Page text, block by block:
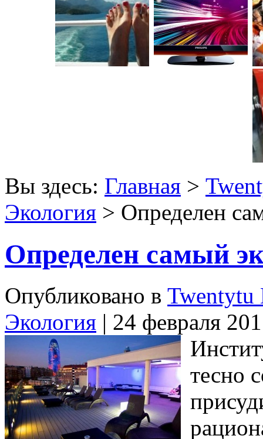
Вы здесь: Главная >
Экология > Определен
Определен самый
Опубликовано в Twentytu
Экология | 24 февраля
тесно